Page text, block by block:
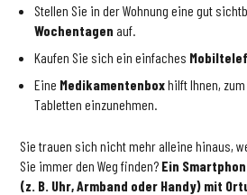
Stellen Sie in der Wohnung eine gut
Wochentagen auf.
Kaufen Sie sich ein einfaches
Eine Medikamentenboxhilft Ihnen,
Tabletten einzunehmen.
Sie trauen sich nicht mehr alleine hinaus,
Sie immer den Weg finden? Ein
(z. B. Uhr, Armband oder Handy) mit